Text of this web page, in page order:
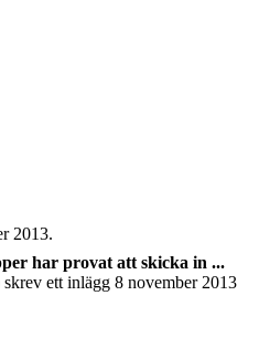
2013.
har provat att skicka in ...
skrev ett inlägg 8 november 2013